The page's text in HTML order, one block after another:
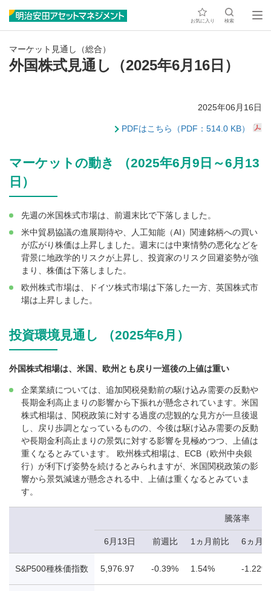
お気に入り 検索
マーケット見通し（総合）
外国株式見通し（2025年6月16日）
2025年06月16日
PDFはこちら（PDF：514.0 KB）
マーケットの動き （2025年6月9日～6月13
日）
先週の米国株式市場は、前週末比で下落しました。
米中貿易協議の進展期待や、人工知能（AI）関連銘柄への買い
が広がり株価は上昇しました。週末には中東情勢の悪化などを
背景に地政学的リスクが上昇し、投資家のリスク回避姿勢が強
まり、株価は下落しました。
欧州株式市場は、ドイツ株式市場は下落した一方、英国株式市
場は上昇しました。
投資環境見通し （2025年6月）
外国株式相場は、米国、欧州とも戻り一巡後の上値は重い
企業業績については、追加関税発動前の駆け込み需要の反動や
長期金利高止まりの影響から下振れが懸念されています。米国
株式相場は、関税政策に対する過度の悲観的な見方が一旦後退
し、戻り歩調となっているものの、今後は駆け込み需要の反動
や長期金利高止まりの景気に対する影響を見極めつつ、上値は
重くなるとみています。 欧州株式相場は、ECB（欧州中央銀
行）が利下げ姿勢を続けるとみられますが、米国関税政策の影
響から景気減速が懸念される中、上値は重くなるとみていま
す。
騰落率
6月13日 前週比 1ヵ月前比 6ヵ月
S&P500種株価指数 5,976.97 -0.39% 1.54% -1.22%